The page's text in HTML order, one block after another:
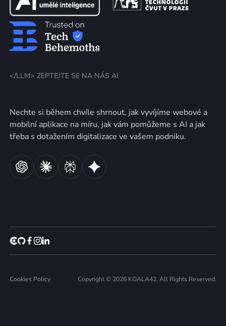
</LLM> ZEPTEJTE SE NA NÁS AI
Nechte si během chvíle shrnout, jak vyvíjíme webové a
mobilní aplikace na míru, jak vám pomůžeme s AI a jak
třeba s dotažením digitalizace ve vašem podniku.
Cookies Policy Copyright © 2026 KOALA42. All Rights Reserved.